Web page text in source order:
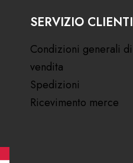
SERVIZIO CLIENTI
Condizioni generali di
vendita
Spedizioni
Ricevimento merce